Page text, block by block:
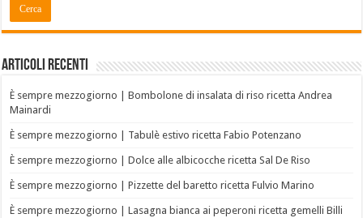
Articoli recenti
È sempre mezzogiorno | Bombolone di insalata di riso ricetta Andrea
Mainardi
È sempre mezzogiorno | Tabulè estivo ricetta Fabio Potenzano
È sempre mezzogiorno | Dolce alle albicocche ricetta Sal De Riso
È sempre mezzogiorno | Pizzette del baretto ricetta Fulvio Marino
È sempre mezzogiorno | Lasagna bianca ai peperoni ricetta gemelli Billi